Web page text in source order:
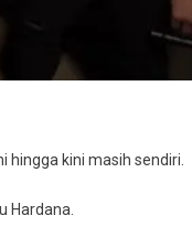
kini masih sendiri.
Hardana.